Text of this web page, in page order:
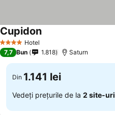
4 Stele Hotel
Cupidon
7,7 Bun 1.818 Saturn
Din 1.141 lei
Vedeți prețurile de la 2 site-uri